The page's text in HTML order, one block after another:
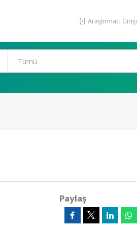
Araştırmacı Girişi
Paylaş